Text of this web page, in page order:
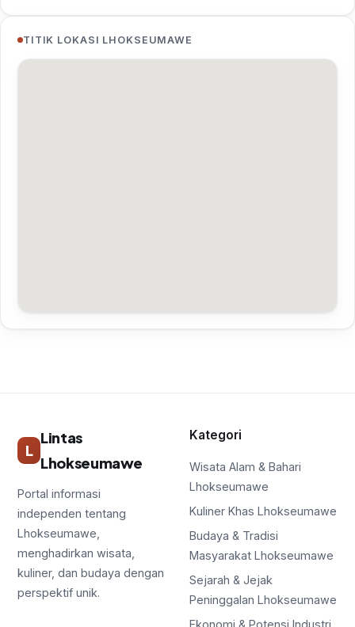
TITIK LOKASI LHOKSEUMAWE
L
Lintas
Lhokseumawe
Portal informasi
independen tentang
Lhokseumawe,
menghadirkan wisata,
kuliner, dan budaya dengan
perspektif unik.
Kategori
Wisata Alam & Bahari
Lhokseumawe
Kuliner Khas Lhokseumawe
Budaya & Tradisi
Masyarakat Lhokseumawe
Sejarah & Jejak
Peninggalan Lhokseumawe
Ekonomi & Potensi Industri